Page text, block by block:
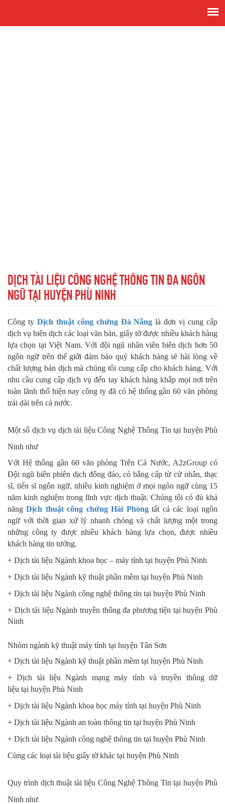
DỊCH TÀI LIỆU CÔNG NGHỆ THÔNG TIN ĐA NGÔN
NGỮ TẠI HUYỆN PHÙ NINH
Công ty Dịch thuật công chứng Đà Nẵng là đơn vị cung cấp
dịch vụ biên dịch các loại văn bản, giấy tờ được nhiều khách hàng
lựa chọn tại Việt Nam. Với đội ngũ nhân viên biên dịch hơn 50
ngôn ngữ trên thế giới đảm bảo quý khách hàng sẽ hài lòng về
chất lượng bản dịch mà chúng tôi cung cấp cho khách hàng. Với
nhu cầu cung cấp dịch vụ đến tay khách hàng khắp mọi nơi trên
toàn lãnh thổ hiện nay công ty đã có hệ thống gần 60 văn phòng
trải dài trên cả nước.
Một số dịch vụ dịch tài liệu Công Nghệ Thông Tin tại huyện Phù
Ninh như
Với Hệ thống gần 60 văn phòng Trên Cả Nước, A2zGroup có
Đội ngũ biên phiên dịch đông đảo, có bằng cấp từ cử nhân, thạc
sĩ, tiến sĩ ngôn ngữ, nhiều kinh nghiệm ở mọi ngôn ngữ cùng 15
năm kinh nghiệm trong lĩnh vực dịch thuật. Chúng tôi có đủ khả
năngDịch thuật công chứng Hải Phòngtất cả các loại ngôn
ngữ với thời gian xử lý nhanh chóng và chất lượng một trong
những công ty được nhiều khách hàng lựa chọn, được nhiều
khách hàng tin tưởng.
+ Dịch tài liệu Ngành khoa học – máy tính tại huyện Phù Ninh
+ Dịch tài liệu Ngành kỹ thuật phần mềm tại huyện Phù Ninh
+ Dịch tài liệu Ngành công nghệ thông tin tại huyện Phù Ninh
+ Dịch tài liệu Ngành truyền thông đa phương tiện tạihuyện Phù
Ninh
Nhóm ngành kỹ thuật máy tính tại huyện Tân Sơn
+ Dịch tài liệu Ngành kỹ thuật phần mềm tại huyện Phù Ninh
+ Dịch tài liệu Ngành mạng máy tính và truyền thông dữ
liệu tại huyện Phù Ninh
+ Dịch tài liệu Ngành khoa học máy tính tại huyện Phù Ninh
+ Dịch tài liệu Ngành an toàn thông tin tại huyện Phù Ninh
+ Dịch tài liệu Ngành công nghệ thông tin tại huyện Phù Ninh
Cùng các loại tài liệu giấy tờ khác tại huyện Phù Ninh
Quy trình dịch thuật tài liệu Công Nghệ Thông Tin tại huyện Phù
Ninh như